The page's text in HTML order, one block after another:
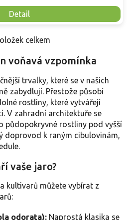
Detail
O
l
d
a
c
í
p
r
v
k
v
p
u
celkem
voňavá vzpomínka
trvalky, které se v našich
zabydlují. Přestože působí
rostliny, které vytvářejí
V zahradní architektuře se
půdopokryvné rostliny pod vyšší
doprovod k raným cibulovinám,
vaše jaro?
kultivarů můžete vybírat z
odorata): Naprostá klasika se